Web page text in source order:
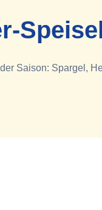
Saison: Spargel,